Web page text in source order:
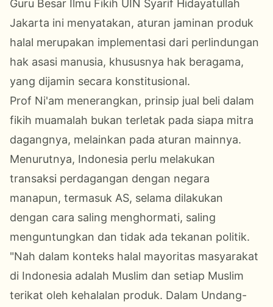
Guru Besar Ilmu Fikih UIN Syarif Hidayatullah
Jakarta ini menyatakan, aturan jaminan produk
halal merupakan implementasi dari perlindungan
hak asasi manusia, khususnya hak beragama,
yang dijamin secara konstitusional.
Prof Ni'am menerangkan, prinsip jual beli dalam
fikih muamalah bukan terletak pada siapa mitra
dagangnya, melainkan pada aturan mainnya.
Menurutnya, Indonesia perlu melakukan
transaksi perdagangan dengan negara
manapun, termasuk AS, selama dilakukan
dengan cara saling menghormati, saling
menguntungkan dan tidak ada tekanan politik.
"Nah dalam konteks halal mayoritas masyarakat
di Indonesia adalah Muslim dan setiap Muslim
terikat oleh kehalalan produk. Dalam Undang-